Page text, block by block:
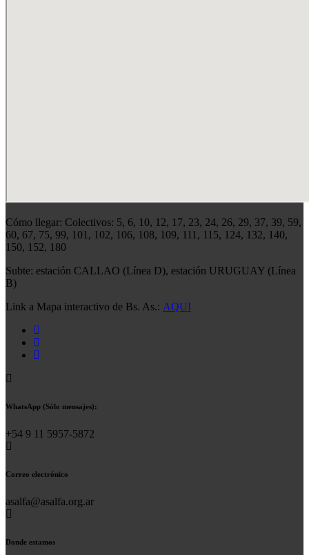
Cómo llegar: Colectivos: 5, 6, 10, 12, 17, 23, 24, 26, 29, 37, 39, 59,
60, 67, 75, 99, 101, 102, 106, 108, 109, 111, 115, 124, 132, 140,
150, 152, 180
Subte: estación CALLAO (Línea D), estación URUGUAY (Línea
B)
Link a Mapa interactivo de Bs. As.: AQUI
WhatsApp (Sólo mensajes):
+54 9 11 5957-5872
Correo electrónico
asalfa@asalfa.org.ar
Donde estamos